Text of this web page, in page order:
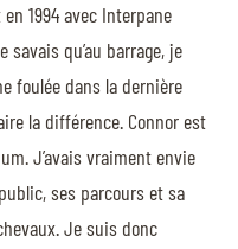
1994 avec Interpane
savais qu’au barrage, je
foulée dans la dernière
la différence. Connor est
J’avais vraiment envie
ses parcours et sa
Je suis donc